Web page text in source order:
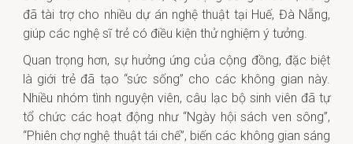
đã tài trợ cho nhiều dự án nghệ thuật tại Huế, Đà Nẵng,
giúp các nghệ sĩ trẻ có điều kiện thử nghiệm ý tưởng.
Quan trọng hơn, sự hưởng ứng của cộng đồng, đặc biệt
là giới trẻ đã tạo “sức sống” cho các không gian này.
Nhiều nhóm tình nguyện viên, câu lạc bộ sinh viên đã tự
tổ chức các hoạt động như “Ngày hội sách ven sông”,
“Phiên chợ nghệ thuật tái chế”, biến các không gian sáng